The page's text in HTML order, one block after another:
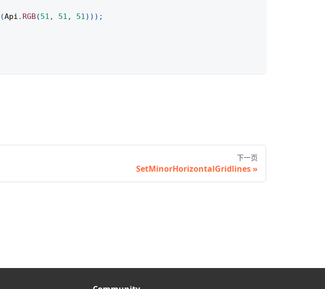
(Api . RGB(51 , 51 , 51) ) ) ;
下一页
SetMinorHorizontalGridlines